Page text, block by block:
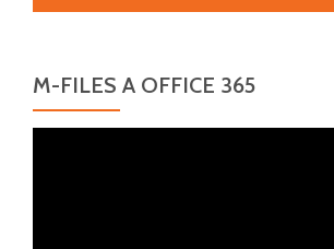
M-FILES A OFFICE 365